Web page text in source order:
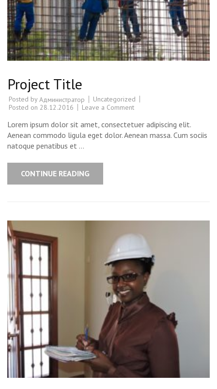
Project Title
Posted by Администратор
Uncategorized
Posted on 28.12.2016 Leave a Comment
Lorem ipsum dolor sit amet, consectetuer adipiscing elit.
Aenean commodo ligula eget dolor. Aenean massa. Cum sociis
natoque penatibus et …
CONTINUE READING